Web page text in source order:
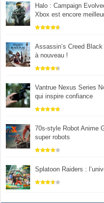
Halo : Campaign
Xbox est encore
Assassin’s Creed
à nouveau !
Vantrue Nexus Series
qui inspire confiance
70s-style Robot Anime
super robots
Splatoon Raiders :